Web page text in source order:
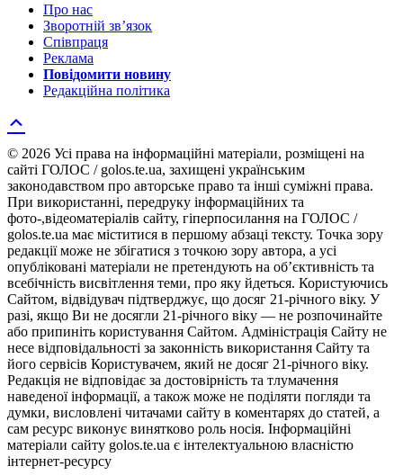
Про нас
Зворотній зв’язок
Співпраця
Реклама
Повідомити новину
Редакційна політика
© 2026 Усі права на інформаційні матеріали, розміщені на
сайті ГОЛОС / golos.te.ua, захищені українським
законодавством про авторське право та інші суміжні права.
При використанні, передруку інформаційних та
фото-,відеоматеріалів сайту, гіперпосилання на ГОЛОС /
golos.te.ua має міститися в першому абзаці тексту. Точка зору
редакції може не збігатися з точкою зору автора, а усі
опубліковані матеріали не претендують на об’єктивність та
всебічність висвітлення теми, про яку йдеться. Користуючись
Сайтом, відвідувач підтверджує, що досяг 21-річного віку. У
разі, якщо Ви не досягли 21-річного віку — не розпочинайте
або припиніть користування Сайтом. Адміністрація Сайту не
несе відповідальності за законність використання Сайту та
його сервісів Користувачем, який не досяг 21-річного віку.
Редакція не відповідає за достовірність та тлумачення
наведеної інформації, а також може не поділяти погляди та
думки, висловлені читачами сайту в коментарях до статей, а
сам ресурс виконує винятково роль носія. Інформаційні
матеріали сайту golos.te.ua є інтелектуальною власністю
інтернет-ресурсу